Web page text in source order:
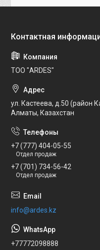
ТОО "ARDES"
ул. Кастеева, д.50 (район
Алматы, Казахстан
+7 (777) 404-05-55
Отдел продаж
+7 (701) 734-56-42
Отдел продаж
info@ardes.kz
+77772098888